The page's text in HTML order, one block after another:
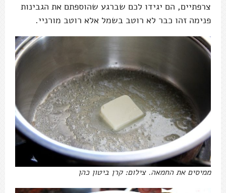
צרפתיים, הם יגידו לכם שברגע שהוספתם את הגבינות
פנימה זהו כבר לא רוטב בשמל אלא רוטב מורניי.
ממיסים את החמאה. צילום: קרן ביטון כהן